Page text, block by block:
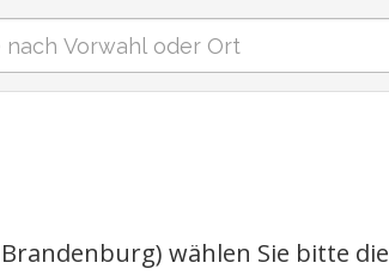
wählen Sie bitte die